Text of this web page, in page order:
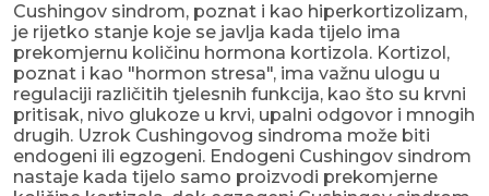
Cushingov sindrom, poznat i kao hiperkortizolizam,
je rijetko stanje koje se javlja kada tijelo ima
prekomjernu količinu hormona kortizola. Kortizol,
poznat i kao "hormon stresa", ima važnu ulogu u
regulaciji različitih tjelesnih funkcija, kao što su krvni
pritisak, nivo glukoze u krvi, upalni odgovor i mnogih
drugih. Uzrok Cushingovog sindroma može biti
endogeni ili egzogeni. Endogeni Cushingov sindrom
nastaje kada tijelo samo proizvodi prekomjerne